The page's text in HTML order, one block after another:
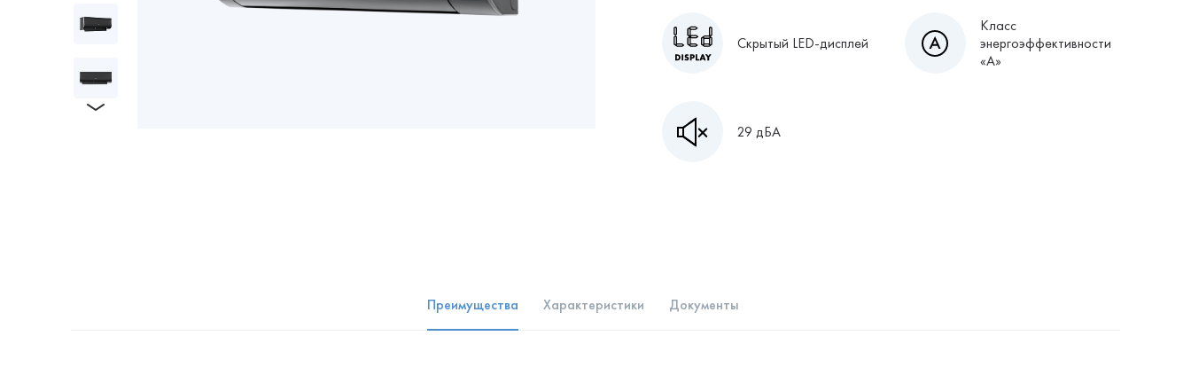
Скрытый LED-дисплей
Класс
энергоэффективности
«А»
29 дБА
Преимущества Характеристики Документы